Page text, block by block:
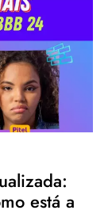
está a